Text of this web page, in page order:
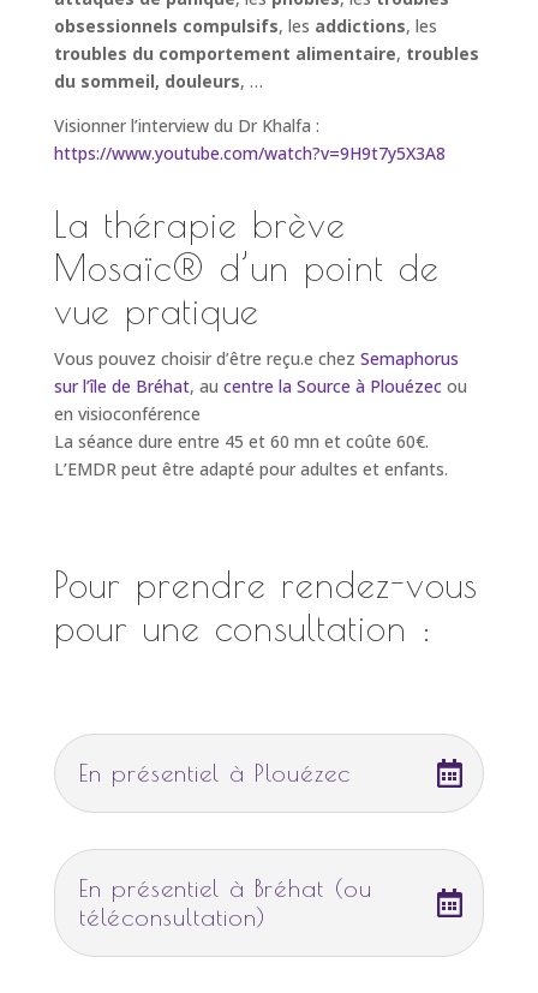
obsessionnels compulsifs, les addictions, les
troubles du comportement alimentaire, troubles
du sommeil, douleurs, …
Visionner l’interview du Dr Khalfa :
https://www.youtube.com/watch?v=9H9t7y5X3A8
La thérapie brève
Mosaïc® d’un point de
vue pratique
Vous pouvez choisir d’être reçu.e chez Semaphorus
sur l’île de Bréhat, au centre la Source à Plouézec ou
en visioconférence
La séance dure entre 45 et 60 mn et coûte 60€.
L’EMDR peut être adapté pour adultes et enfants.
Pour prendre rendez-vous
pour une consultation :
En présentiel à Plouézec
En présentiel à Bréhat (ou
téléconsultation)